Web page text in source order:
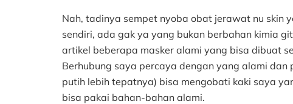
Nah, tadinya sempet nyoba obat jerawat nu skin
sendiri, ada gak ya yang bukan berbahan kimia
artikel beberapa masker alami yang bisa dibuat
Berhubung saya percaya dengan yang alami
putih lebih tepatnya) bisa mengobati kaki saya
bisa pakai bahan-bahan alami.